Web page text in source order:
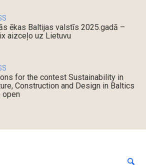
ēkas Baltijas valstīs 2025.gadā –
aizceļo uz Lietuvu
for the contest Sustainability in
Construction and Design in Baltics
open